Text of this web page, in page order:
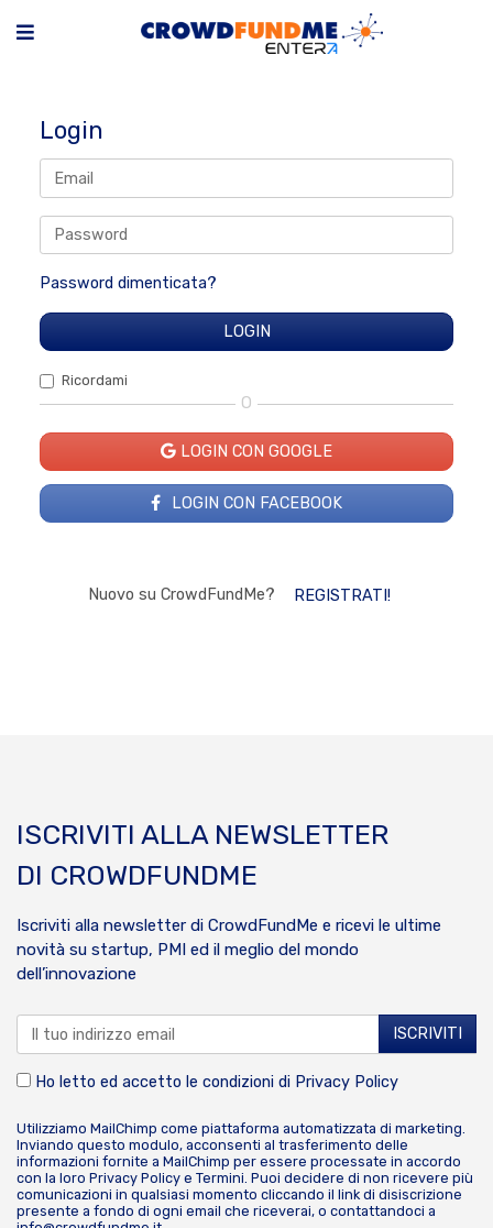
Login
Password dimenticata?
Ricordami
O
LOGIN CON GOOGLE
LOGIN CON FACEBOOK
Nuovo su CrowdFundMe? REGISTRATI!
ISCRIVITI ALLA NEWSLETTER
DI CROWDFUNDME
Iscriviti alla newsletter di CrowdFundMe e ricevi le ultime
novità su startup, PMI ed il meglio del mondo
dell’innovazione
Ho letto ed accetto le condizioni di Privacy Policy
Utilizziamo MailChimp come piattaforma automatizzata di marketing.
Inviando questo modulo, acconsenti al trasferimento delle
informazioni fornite a MailChimp per essere processate in accordo
con la loro Privacy Policy e Termini. Puoi decidere di non ricevere più
comunicazioni in qualsiasi momento cliccando il link di disiscrizione
presente a fondo di ogni email che riceverai, o contattandoci a